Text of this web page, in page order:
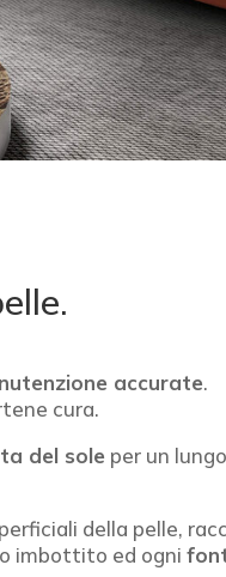
accurate.
cura.
del sole per un
della pelle,
imbottito ed ogni